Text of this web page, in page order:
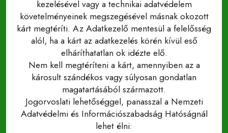
kezelésével vagy a technikai adatvédelem
követelményeinek megszegésével másnak okozott
kárt megtéríti. Az Adatkezelő mentesül a felelősség
alól, ha a kárt az adatkezelés körén kívül eső
elháríthatatlan ok idézte elő.
Nem kell megtéríteni a kárt, amennyiben az a
károsult szándékos vagy súlyosan gondatlan
magatartásából származott.
Jogorvoslati lehetőséggel, panasszal a Nemzeti
Adatvédelmi és Információszabadság Hatóságnál
lehet élni: